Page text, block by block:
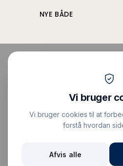
NYE BÅDE
Vis alle billeder